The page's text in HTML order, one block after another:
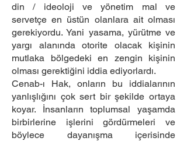
din / ideoloji ve yönetim mal ve
servetçe en üstün olanlara ait olması
gerekiyordu. Yani yasama, yürütme ve
yargı alanında otorite olacak kişinin
mutlaka bölgedeki en zengin kişinin
olması gerektiğini iddia ediyorlardı.
Cenab-ı Hak, onların bu iddialarının
yanlışlığını çok sert bir şekilde ortaya
koyar. İnsanların toplumsal yaşamda
birbirlerine işlerini gördürmeleri ve
böylece dayanışma içerisinde